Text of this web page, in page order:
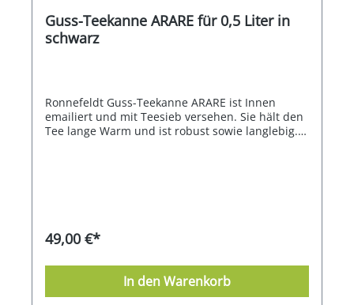
Guss-Teekanne ARARE für 0,5 Liter in
schwarz
Ronnefeldt Guss-Teekanne ARARE ist Innen
emailiert und mit Teesieb versehen. Sie hält den
Tee lange Warm und ist robust sowie langlebig.
49,00 €*
In den Warenkorb